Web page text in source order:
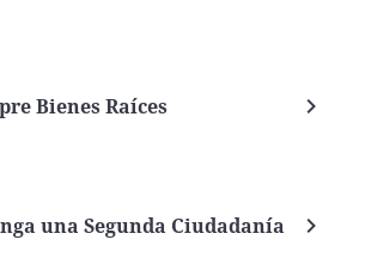
Bienes Raíces
una Segunda Ciudadanía